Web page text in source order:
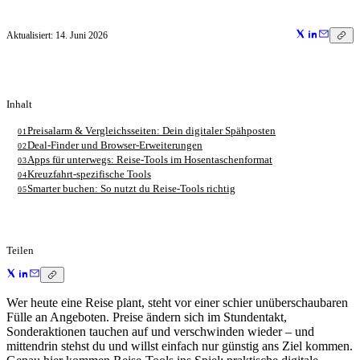
Aktualisiert: 14. Juni 2026
Inhalt
01 Preisalarm & Vergleichsseiten: Dein digitaler Spähposten
02Deal-Finder und Browser-Erweiterungen
03Apps für unterwegs: Reise-Tools im Hosentaschenformat
04Kreuzfahrt-spezifische Tools
05Smarter buchen: So nutzt du Reise-Tools richtig
Teilen
Wer heute eine Reise plant, steht vor einer schier unüberschaubaren
Fülle an Angeboten. Preise ändern sich im Stundentakt,
Sonderaktionen tauchen auf und verschwinden wieder – und
mittendrin stehst du und willst einfach nur günstig ans Ziel kommen.